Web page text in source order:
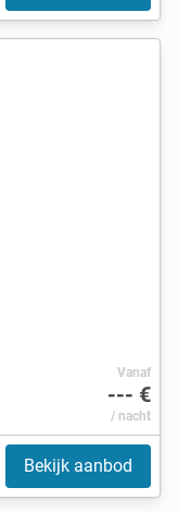
Vanaf
--- €
/ nacht
Bekijk aanbod